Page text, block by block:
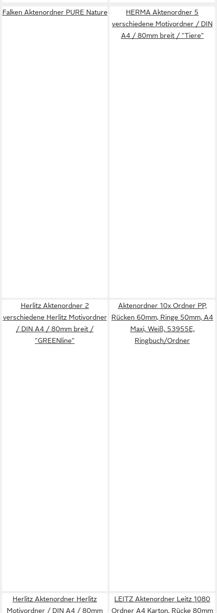
Falken Aktenordner PURE Nature
HERMA Aktenordner 5
verschiedene Motivordner / DIN
A4 / 80mm breit / "Tiere"
Herlitz Aktenordner 2
verschiedene Herlitz Motivordner
/ DIN A4 / 80mm breit /
"GREENline"
Aktenordner 10x Ordner PP,
Rücken 60mm, Ringe 50mm, A4
Maxi, Weiß, 53955E,
Ringbuch/Ordner
Herlitz Aktenordner Herlitz
Motivordner / DIN A4 / 80mm
LEITZ Aktenordner Leitz 1080
Ordner A4 Karton, Rücke 80mm